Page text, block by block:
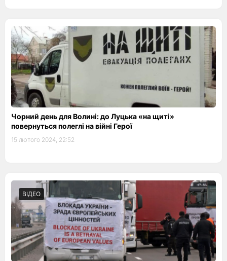
Чорний день для Волині: до Луцька «на щиті»
повернуться полеглі на війні Герої
15 лютого 2024, 22:52
ВІДЕО